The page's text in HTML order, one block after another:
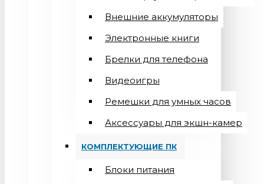
Внешние аккумуляторы
Электронные книги
Брелки для телефона
Видеоигры
Ремешки для умных часов
Аксессуары для экшн-камер
КОМПЛЕКТУЮЩИЕ ПК
Блоки питания